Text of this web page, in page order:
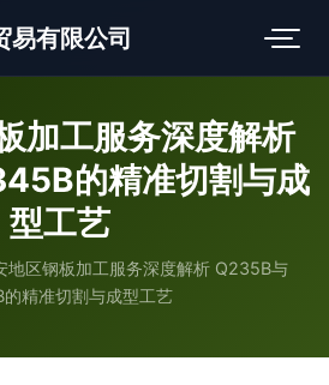
易有限公司
加工服务深度解析
的精准切割与成
型工艺
地区钢板加工服务深度解析 Q235B与
精准切割与成型工艺